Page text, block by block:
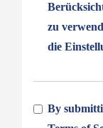
zu
die
By